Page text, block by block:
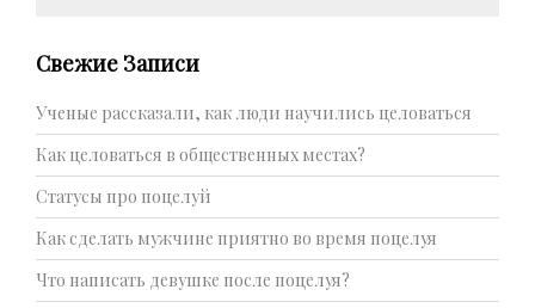
Свежие Записи
Ученые рассказали, как люди научились целоваться
Как целоваться в общественных местах?
Статусы про поцелуй
Как сделать мужчине приятно во время поцелуя
Что написать девушке после поцелуя?